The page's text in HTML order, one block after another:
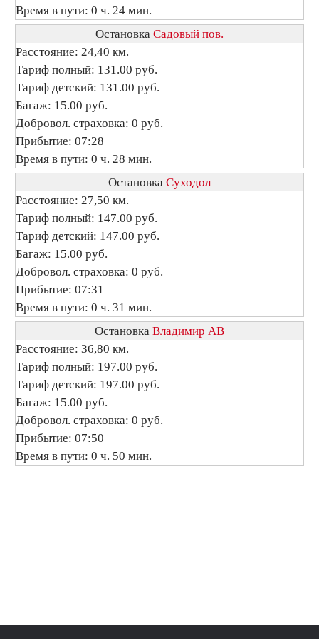
Время в пути: 0 ч. 24 мин.
Остановка Садовый пов.
Расстояние: 24,40 км.
Тариф полный: 131.00 руб.
Тариф детский: 131.00 руб.
Багаж: 15.00 руб.
Добровол. страховка: 0 руб.
Прибытие: 07:28
Время в пути: 0 ч. 28 мин.
Остановка Суходол
Расстояние: 27,50 км.
Тариф полный: 147.00 руб.
Тариф детский: 147.00 руб.
Багаж: 15.00 руб.
Добровол. страховка: 0 руб.
Прибытие: 07:31
Время в пути: 0 ч. 31 мин.
Остановка Владимир АВ
Расстояние: 36,80 км.
Тариф полный: 197.00 руб.
Тариф детский: 197.00 руб.
Багаж: 15.00 руб.
Добровол. страховка: 0 руб.
Прибытие: 07:50
Время в пути: 0 ч. 50 мин.